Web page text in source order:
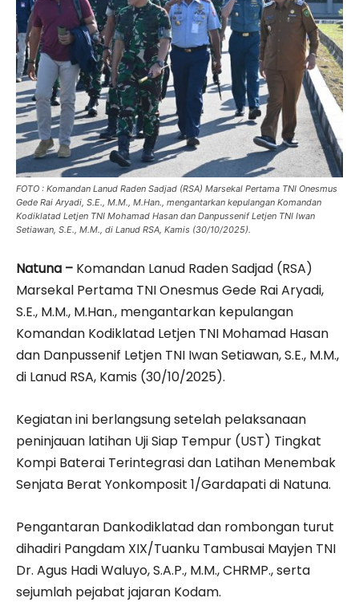
FOTO : Komandan Lanud Raden Sadjad (RSA) Marsekal Pertama TNI Onesmus
Gede Rai Aryadi, S.E., M.M., M.Han., mengantarkan kepulangan Komandan
Kodiklatad Letjen TNI Mohamad Hasan dan Danpussenif Letjen TNI Iwan
Setiawan, S.E., M.M., di Lanud RSA, Kamis (30/10/2025).
Natuna – Komandan Lanud Raden Sadjad (RSA)
Marsekal Pertama TNI Onesmus Gede Rai Aryadi,
S.E., M.M., M.Han., mengantarkan kepulangan
Komandan Kodiklatad Letjen TNI Mohamad Hasan
dan Danpussenif Letjen TNI Iwan Setiawan, S.E., M.M.,
di Lanud RSA, Kamis (30/10/2025).
Kegiatan ini berlangsung setelah pelaksanaan
peninjauan latihan Uji Siap Tempur (UST) Tingkat
Kompi Baterai Terintegrasi dan Latihan Menembak
Senjata Berat Yonkomposit 1/Gardapati di Natuna.
Pengantaran Dankodiklatad dan rombongan turut
dihadiri Pangdam XIX/Tuanku Tambusai Mayjen TNI
Dr. Agus Hadi Waluyo, S.A.P., M.M., CHRMP., serta
sejumlah pejabat jajaran Kodam.